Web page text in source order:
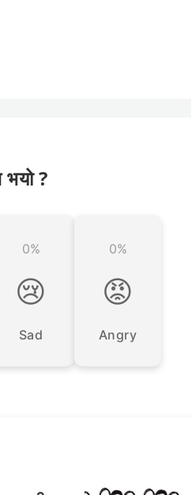
?
0%
😢
Sad
0%
😡
Angry